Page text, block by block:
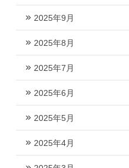
2025年9月
2025年8月
2025年7月
2025年6月
2025年5月
2025年4月